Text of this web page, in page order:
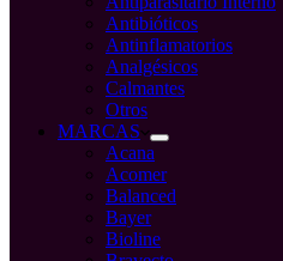
Antibióticos
Antinflamatorios
Analgésicos
Calmantes
Otros
MARCAS
Acana
Acomer
Balanced
Bayer
Bioline